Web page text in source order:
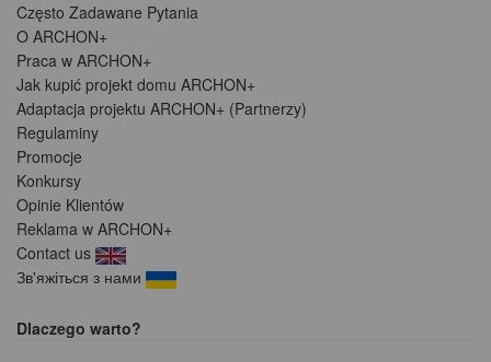
Często Zadawane Pytania
O ARCHON+
Praca w ARCHON+
Jak kupić projekt domu ARCHON+
Adaptacja projektu ARCHON+ (Partnerzy)
Regulaminy
Promocje
Konkursy
Opinie Klientów
Reklama w ARCHON+
Contact us
Зв'яжіться з нами
Dlaczego warto?